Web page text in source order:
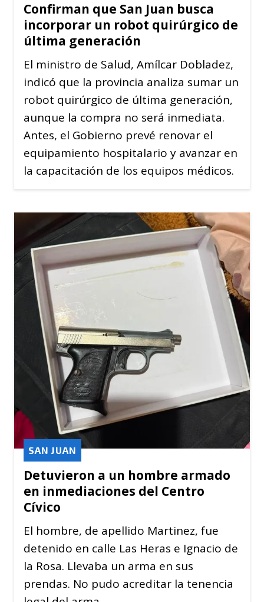
Confirman que San Juan busca
incorporar un robot quirúrgico de
última generación
El ministro de Salud, Amílcar Dobladez,
indicó que la provincia analiza sumar un
robot quirúrgico de última generación,
aunque la compra no será inmediata.
Antes, el Gobierno prevé renovar el
equipamiento hospitalario y avanzar en
la capacitación de los equipos médicos.
Detuvieron a un hombre armado
en inmediaciones del Centro
Cívico
SAN JUAN
El hombre, de apellido Martinez, fue
detenido en calle Las Heras e Ignacio de
la Rosa. Llevaba un arma en sus
prendas. No pudo acreditar la tenencia